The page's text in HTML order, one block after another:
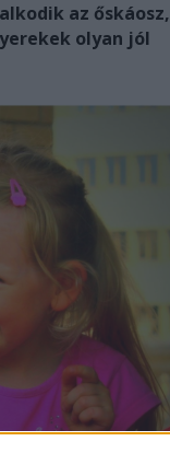
az őskáosz,
olyan jól